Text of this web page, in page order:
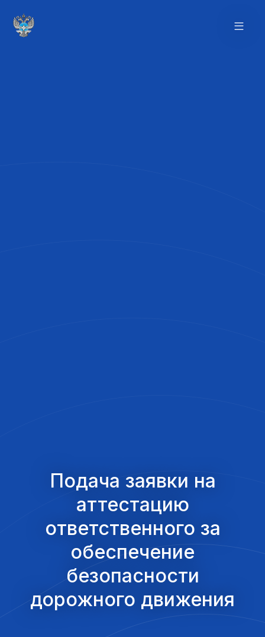
Подача заявки на
аттестацию
ответственного за
обеспечение
безопасности
дорожного движения